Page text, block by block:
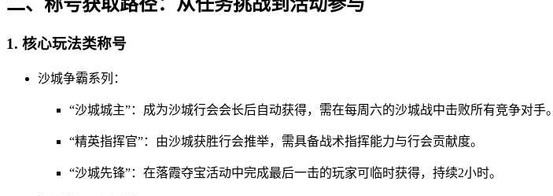
1. 核心玩法类称号
沙城争霸系列：
“沙城城主”：成为沙城行会会长后自动获得，需在每周六的沙城战中击败所有竞争对手。
“精英指挥官”：由沙城获胜行会推举，需具备战术指挥能力与行会贡献度。
“沙城先锋”：在落霞夺宝活动中完成最后一击的玩家可临时获得，持续2小时。